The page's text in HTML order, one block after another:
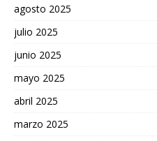
agosto 2025
julio 2025
junio 2025
mayo 2025
abril 2025
marzo 2025